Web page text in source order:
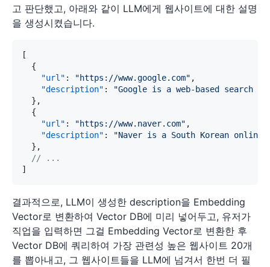
고 판단했고, 아래와 같이 LLM에게 웹사이트에 대한 설명
을 생성시켰습니다.
[
{
"url" : "https://www.google.com" ,
"description" :
"Google is a web-based search
} ,
{
"url" : "https://www.naver.com" ,
"description" :
"Naver is a South Korean
} ,
// ...
]
결과적으로, LLM이 생성한 description을 Embedding
Vector로 변환하여 Vector DB에 미리 넣어두고, 유저가
직업을 입력하면 그걸 Embedding Vector로 변환한 후
Vector DB에 쿼리하여 가장 관련성 높은 웹사이트 20개
를 뽑아내고, 그 웹사이트들을 LLM에 넘겨서 한번 더 필